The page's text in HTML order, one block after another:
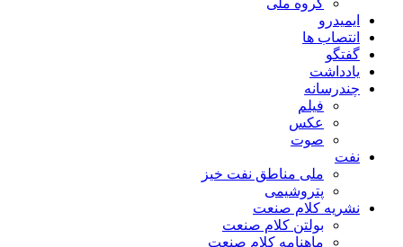
ایمیدرو
انتصاب ها
گفتگو
یادداشت
چندرسانه
فیلم
عکس
صوت
نفت
ملی مناطق نفت خیز
پتروشیمی
نشریه کلام صنعت
بولتن کلام صنعت
ماهنامه کلام صنعت